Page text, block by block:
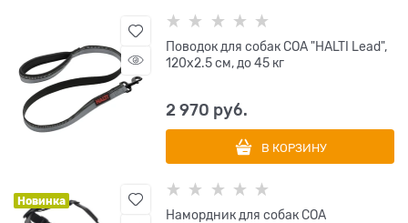
Поводок для собак COA "HALTI Lead",
120х2.5 см, до 45 кг
2 970 руб.
В КОРЗИНУ
Новинка
Намордник для собак COA